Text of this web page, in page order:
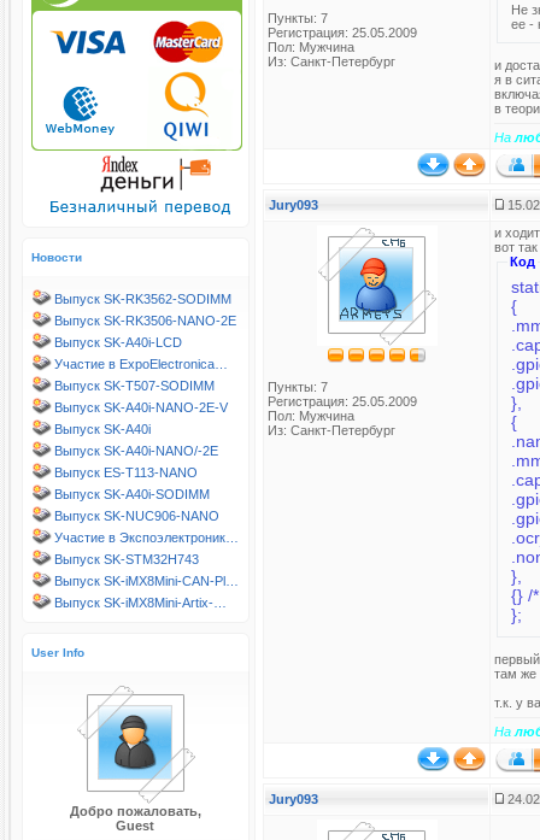
Новости
Выпуск SK-RK3562-SODIMM
Выпуск SK-RK3506-NANO-2E
Выпуск SK-A40i-LCD
Участие в ExpoElectronica…
Выпуск SK-T507-SODIMM
Выпуск SK-A40i-NANO-2E-V
Выпуск SK-A40i
Выпуск SK-A40i-NANO/-2E
Выпуск ES-T113-NANO
Выпуск SK-A40i-SODIMM
Выпуск SK-NUC906-NANO
Участие в Экспоэлектроник…
Выпуск SK-STM32H743
Выпуск SK-iMX8Mini-CAN-Pl…
Выпуск SK-iMX8Mini-Artix-…
User Info
Добро пожаловать,
Guest
Пункты: 7
Регистрация: 25.05.2009
Пол: Мужчина
Из: Санкт-Петербург
Не
ее -
и
я в
в
На
Jury093
Пункты: 7
Регистрация: 25.05.2009
Пол: Мужчина
Из: Санкт-Петербург
и
вот
Код
{
},
{
},
{} /
};
там же
т.к. у
На
Jury093